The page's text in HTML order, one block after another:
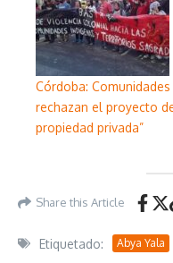
Córdoba:
rechazan el proyecto
propiedad privada”
Share this Article
Etiquetado: Abya Yala